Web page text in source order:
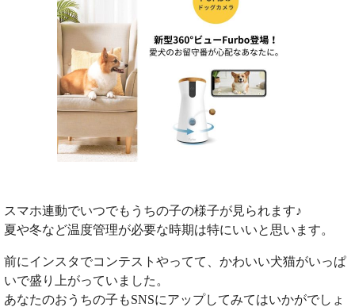
スマホ連動でいつでもうちの子の様子が見られます♪
夏や冬など温度管理が必要な時期は特にいいと思います。
前にインスタでコンテストやってて、かわいい犬猫がいっぱ
いで盛り上がっていました。
あなたのおうちの子もSNSにアップしてみてはいかがでしょ